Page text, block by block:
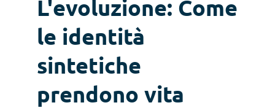
L'evoluzione: Come
le identità
sintetiche
prendono vita